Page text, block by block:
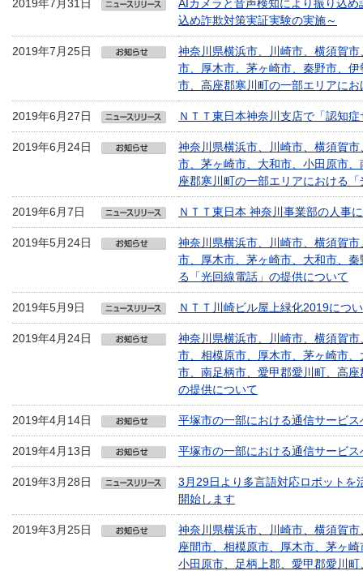
2019年7月31日
AIカメラと音声検知により振り込
込め詐欺対策実証実験の実施～
2019年7月25日
神奈川県横浜市、川崎市、横須賀
市、厚木市、茅ヶ崎市、秦野市、
市、高座郡寒川町の一部エリアに
2019年6月27日 ＮＴＴ東日本神奈川支店で「認知
2019年6月24日
神奈川県横浜市、川崎市、横須賀
市、茅ヶ崎市、大和市、小田原市
座郡寒川町の一部エリアにおける
2019年6月7日 ＮＴＴ東日本 神奈川事業部の人事
2019年5月24日
神奈川県横浜市、川崎市、横須賀
市、厚木市、茅ヶ崎市、大和市、
る「光回線電話」の提供について
2019年5月9日 ＮＴＴ川崎ビル屋上緑化2019につ
2019年4月24日
神奈川県横浜市、川崎市、横須賀
市、相模原市、厚木市、茅ヶ崎市
市、南足柄市、愛甲郡愛川町、高
の提供について
2019年4月14日 平塚市の一部における通信サービ
2019年4月13日 平塚市の一部における通信サービ
2019年3月28日
3月29日より多言語対応ロボットを
開始します
2019年3月25日
神奈川県横浜市、川崎市、横須賀
座間市、相模原市、厚木市、茅ヶ
小田原市、足柄上郡、愛甲郡愛川